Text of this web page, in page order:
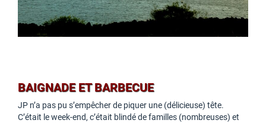
BAIGNADE ET BARBECUE
JP n’a pas pu s’empêcher de piquer une (délicieuse) tête.
C’était le week-end, c’était blindé de familles (nombreuses) et